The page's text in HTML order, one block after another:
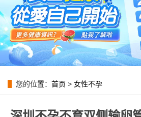
您的位置： 首页 > 女性不孕